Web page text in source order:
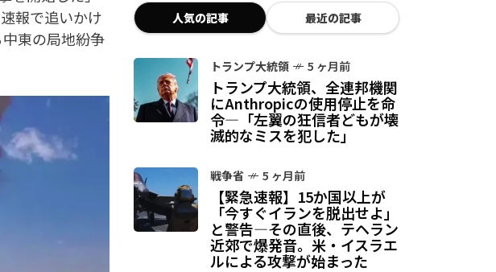
報で追いかけ
東の局地紛争
人気の記事 最近の記事
トランプ大統領 5 ヶ月前
トランプ大統領、全連邦機関
にAnthropicの使用停止を命
令—「左翼の狂信者どもが壊
滅的なミスを犯した」
戦争省 5 ヶ月前
【緊急速報】15か国以上が
「今すぐイランを脱出せよ」
と警告—その直後、テヘラン
近郊で爆発音。米・イスラエ
ルによる攻撃が始まった